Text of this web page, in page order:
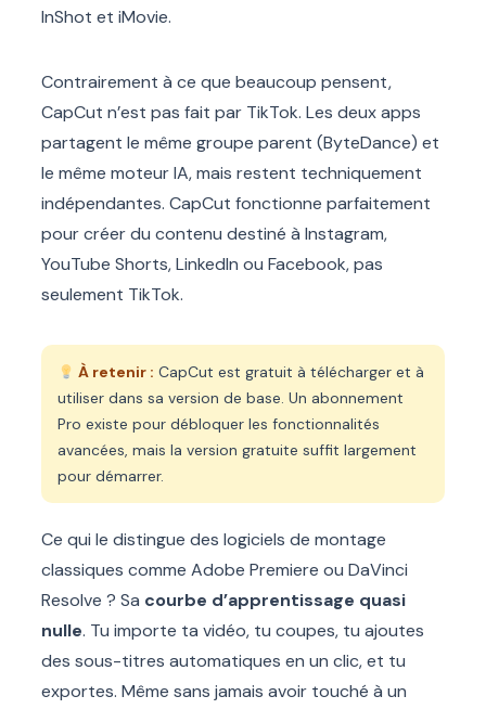
InShot et iMovie.
Contrairement à ce que beaucoup pensent,
CapCut n’est pas fait par TikTok. Les deux apps
partagent le même groupe parent (ByteDance) et
le même moteur IA, mais restent techniquement
indépendantes. CapCut fonctionne parfaitement
pour créer du contenu destiné à Instagram,
YouTube Shorts, LinkedIn ou Facebook, pas
seulement TikTok.
À retenir : CapCut est gratuit à télécharger et à
utiliser dans sa version de base. Un abonnement
Pro existe pour débloquer les fonctionnalités
avancées, mais la version gratuite suffit largement
pour démarrer.
Ce qui le distingue des logiciels de montage
classiques comme Adobe Premiere ou DaVinci
Resolve ? Sa courbe d’apprentissage quasi
nulle. Tu importe ta vidéo, tu coupes, tu ajoutes
des sous-titres automatiques en un clic, et tu
exportes. Même sans jamais avoir touché à un